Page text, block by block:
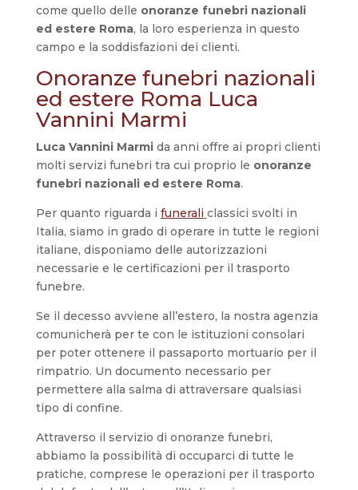
come quello delle onoranze funebri nazionali
ed estere Roma, la loro esperienza in questo
campo e la soddisfazioni dei clienti.
Onoranze funebri nazionali
ed estere Roma Luca
Vannini Marmi
Luca Vannini Marmida anni offre ai propri clienti
molti servizi funebri tra cui proprio le onoranze
funebri nazionali ed estere Roma.
Per quanto riguarda i funerali classici svolti in
Italia, siamo in grado di operare in tutte le regioni
italiane, disponiamo delle autorizzazioni
necessarie e le certificazioni per il trasporto
funebre.
Se il decesso avviene all’estero, la nostra agenzia
comunicherà per te con le istituzioni consolari
per poter ottenere il passaporto mortuario per il
rimpatrio. Un documento necessario per
permettere alla salma di attraversare qualsiasi
tipo di confine.
Attraverso il servizio di onoranze funebri,
abbiamo la possibilità di occuparci di tutte le
pratiche, comprese le operazioni per il trasporto